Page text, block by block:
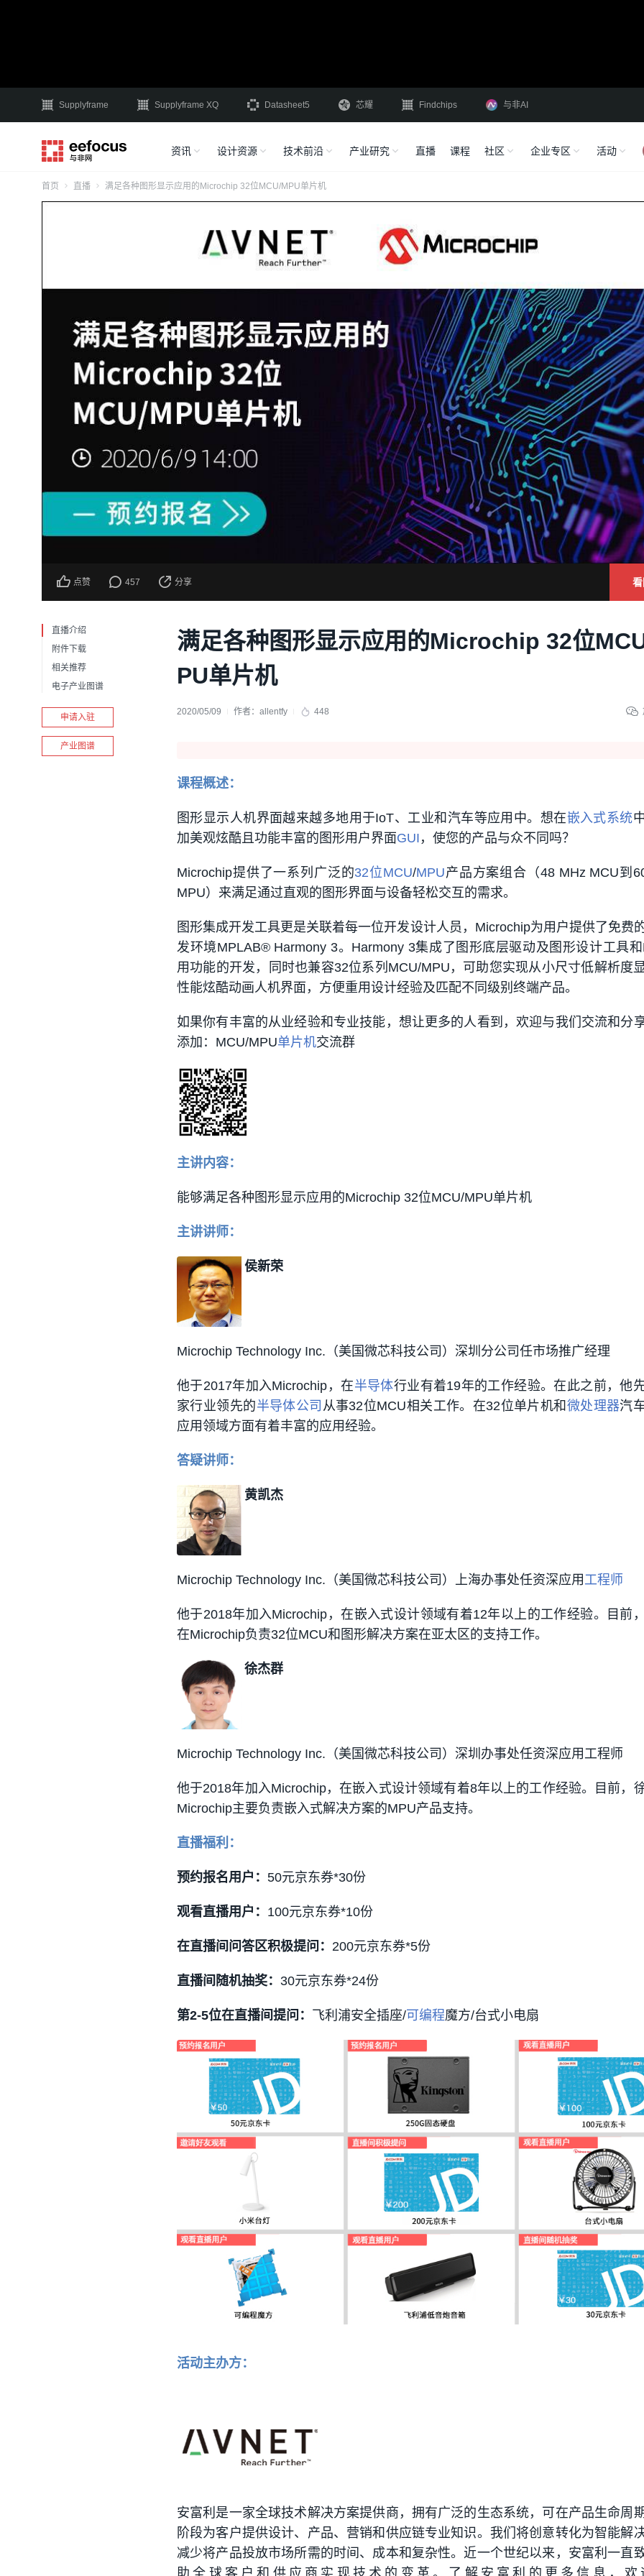
Supplyframe Supplyframe XQ Datasheet5 芯耀 Findchips 与非AI
资讯 设计资源 技术前沿 产业研究 直播 课程 社区 企业专区 活动
首页 直播 满足各种图形显示应用的Microchip 32位MCU/MPU单片机
点赞 457 分享
直播介绍
附件下载
相关推荐
电子产业图谱
申请入驻
产业图谱
满足各种图形显示应用的Microchip 32位
PU单片机
2020/05/09 作者： allentfy 448
课程概述：
图形显示人机界面越来越多地用于IoT、工业和汽车等应用中。想在嵌入式系统
加美观炫酷且功能丰富的图形用户界面GUI ，使您的产品与众不同吗？
Microchip提供了一系列广泛的32位MCU/MPU产品方案组合（48 MHz MCU到
MPU）来满足通过直观的图形界面与设备轻松交互的需求。
图形集成开发工具更是关联着每一位开发设计人员，Microchip为用户提供了免费
发环境MPLAB® Harmony 3。Harmony 3集成了图形底层驱动及图形设计工具
用功能的开发，同时也兼容32位系列MCU/MPU，可助您实现从小尺寸低解析度
性能炫酷动画人机界面，方便重用设计经验及匹配不同级别终端产品。
如果你有丰富的从业经验和专业技能，想让更多的人看到，欢迎与我们交流和分
添加：MCU/MPU单片机交流群
主讲内容：
能够满足各种图形显示应用的Microchip 32位MCU/MPU单片机
主讲讲师：
侯新荣
Microchip Technology Inc.（美国微芯科技公司）深圳分公司任市场推广经理
他于2017年加入Microchip，在半导体行业有着19年的工作经验。在此之前，他
家行业领先的半导体公司 从事32位MCU相关工作。在32位单片机和 微处理器汽
应用领域方面有着丰富的应用经验。
答疑讲师：
黄凯杰
Microchip Technology Inc.（美国微芯科技公司）上海办事处任资深应用 工程师
他于2018年加入Microchip，在嵌入式设计领域有着12年以上的工作经验。目前
在Microchip负责32位MCU和图形解决方案在亚太区的支持工作。
徐杰群
Microchip Technology Inc.（美国微芯科技公司）深圳办事处任资深应用工程师
他于2018年加入Microchip，在嵌入式设计领域有着8年以上的工作经验。目前，
Microchip主要负责嵌入式解决方案的MPU产品支持。
直播福利：
预约报名用户： 50元京东券*30份
观看直播用户： 100元京东券*10份
在直播间问答区积极提问： 200元京东券*5份
直播间随机抽奖： 30元京东券*24份
第2-5位在直播间提问： 飞利浦安全插座/可编程魔方/台式小电扇
活动主办方：
安富利是一家全球技术解决方案提供商，拥有广泛的生态系统，可在产品生命周
阶段为客户提供设计、产品、营销和供应链专业知识。我们将创意转化为智能解决
减少将产品投放市场所需的时间、成本和复杂性。近一个世纪以来，安富利一直